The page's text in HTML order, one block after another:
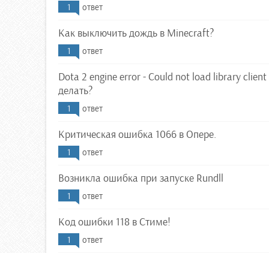
1 ответ
Как выключить дождь в Minecraft?
1 ответ
Dota 2 engine error - Could not load library client
делать?
1 ответ
Критическая ошибка 1066 в Опере.
1 ответ
Возникла ошибка при запуске Rundll
1 ответ
Код ошибки 118 в Стиме!
1 ответ